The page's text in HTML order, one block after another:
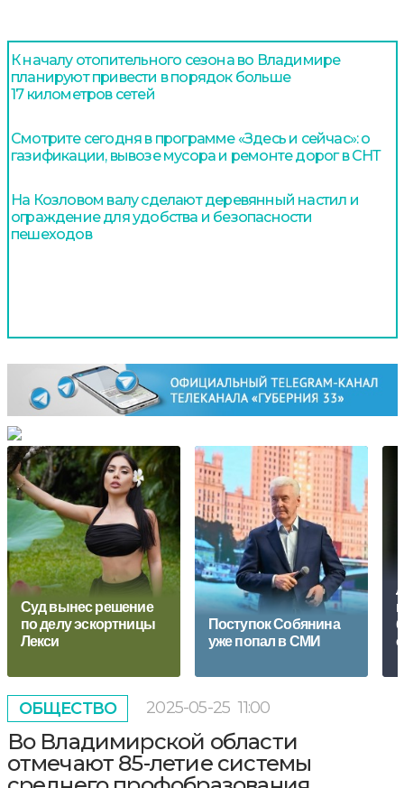
К началу отопительного сезона во Владимире
планируют привести в порядок больше
17 километров сетей
Смотрите сегодня в программе «Здесь и сейчас»: о
газификации, вывозе мусора и ремонте дорог в СНТ
На Козловом валу сделают деревянный настил и
ограждение для удобства и безопасности
пешеходов
Суд вынес решение
по делу эскортницы
Лекси
Поступок Собянина
уже попал в СМИ
ОБЩЕСТВО 2025-05-25 11:00
Во Владимирской области
отмечают 85-летие системы